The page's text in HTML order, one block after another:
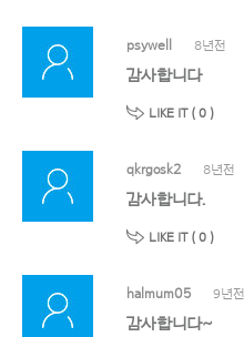
psywell 8년전
감사합니다
LIKE IT ( 0 )
qkrgosk2 8년전
감사합니다.
LIKE IT ( 0 )
halmum05 9년전
감사합니다~